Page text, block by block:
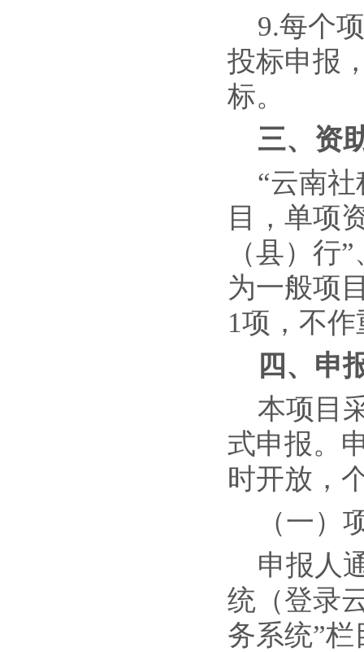
9.每个
投标申报
标。
三、资
“云南
目，单项
（县）行
为一般项
1项，不
四 、 申
本项目
式申报。
时开放，
（一）
申报人
统（登录
务系统”